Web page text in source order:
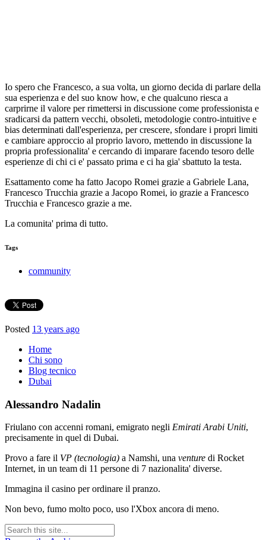
Io spero che Francesco, a sua volta, un giorno decida di parlare della
sua esperienza e del suo know how, e che qualcuno riesca a
carprirne il valore per rimettersi in discussione come professionista e
sradicarsi da pattern vecchi, obsoleti, metodologie contro-intuitive e
bias determinati dall'esperienza, per crescere, sfondare i propri limiti
e cambiare approccio al proprio lavoro, mettendo in discussione la
propria professionalita' e cercando di imparare facendo tesoro delle
esperienze di chi ci e' passato prima e ci ha gia' sbattuto la testa.
Esattamento come ha fatto Jacopo Romei grazie a Gabriele Lana,
Francesco Trucchia grazie a Jacopo Romei, io grazie a Francesco
Trucchia e Francesco grazie a me.
La comunita' prima di tutto.
Tags
community
Posted 13 years ago
Home
Chi sono
Blog tecnico
Dubai
Alessandro Nadalin
Friulano con accenni romani, emigrato negli Emirati Arabi Uniti,
precisamente in quel di Dubai.
Provo a fare il VP (tecnologia) a Namshi, una venture di Rocket
Internet, in un team di 11 persone di 7 nazionalita' diverse.
Immagina il casino per ordinare il pranzo.
Non bevo, fumo molto poco, uso l'Xbox ancora di meno.